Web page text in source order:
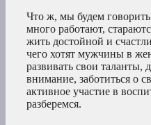
Что ж, мы будем
много работают,
жить достойной и
чего хотят мужчины в
развивать свои таланты,
внимание, заботиться о
активное участие в
разберемся.